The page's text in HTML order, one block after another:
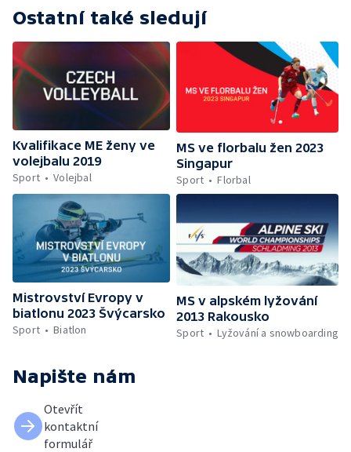
Ostatní také sledují
Kvalifikace ME ženy ve
volejbalu 2019
Sport
Volejbal
MS ve florbalu žen 2023
Singapur
Sport
Florbal
Mistrovství Evropy v
biatlonu 2023 Švýcarsko
Sport
Biatlon
MS v alpském lyžování
2013 Rakousko
Sport
Lyžování a snowboarding
Napište nám
Otevřít
kontaktní
formulář